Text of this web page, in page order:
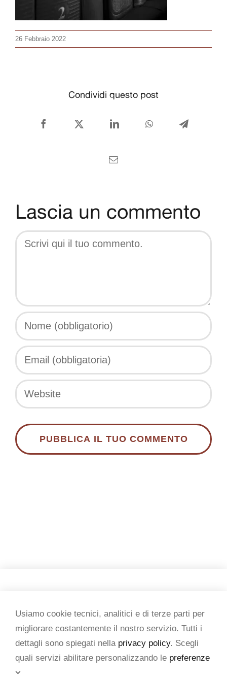
CONTATTI
26 Febbraio 2022
Condividi questo post
FacebookX LinkedInWhatsAppTelegram
Email
Lascia un commento
Comment
Usiamo cookie tecnici, analitici e di terze parti per
migliorare costantemente il nostro servizio. Tutti i
dettagli sono spiegati nella privacy policy. Scegli
quali servizi abilitare personalizzando le preferenze